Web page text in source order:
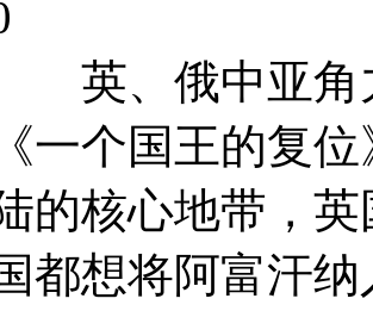
英、俄中亚角
个国王的复位
的核心地带，
都想将阿富汗